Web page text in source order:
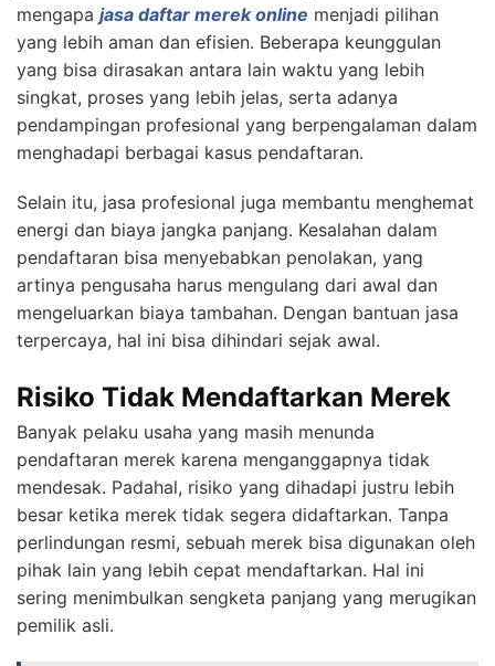
mengapa jasa daftar merek online menjadi pilihan
yang lebih aman dan efisien. Beberapa keunggulan
yang bisa dirasakan antara lain waktu yang lebih
singkat, proses yang lebih jelas, serta adanya
pendampingan profesional yang berpengalaman dalam
menghadapi berbagai kasus pendaftaran.
Selain itu, jasa profesional juga membantu menghemat
energi dan biaya jangka panjang. Kesalahan dalam
pendaftaran bisa menyebabkan penolakan, yang
artinya pengusaha harus mengulang dari awal dan
mengeluarkan biaya tambahan. Dengan bantuan jasa
terpercaya, hal ini bisa dihindari sejak awal.
Risiko Tidak Mendaftarkan Merek
Banyak pelaku usaha yang masih menunda
pendaftaran merek karena menganggapnya tidak
mendesak. Padahal, risiko yang dihadapi justru lebih
besar ketika merek tidak segera didaftarkan. Tanpa
perlindungan resmi, sebuah merek bisa digunakan oleh
pihak lain yang lebih cepat mendaftarkan. Hal ini
sering menimbulkan sengketa panjang yang merugikan
pemilik asli.